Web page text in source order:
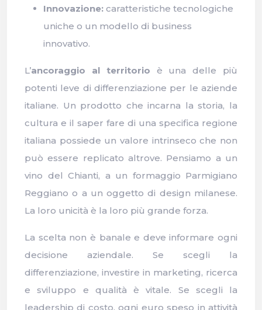
Innovazione: caratteristiche tecnologiche
uniche o un modello di business
innovativo.
L’ancoraggio al territorio è una delle più
potenti leve di differenziazione per le aziende
italiane. Un prodotto che incarna la storia, la
cultura e il saper fare di una specifica regione
italiana possiede un valore intrinseco che non
può essere replicato altrove. Pensiamo a un
vino del Chianti, a un formaggio Parmigiano
Reggiano o a un oggetto di design milanese.
La loro unicità è la loro più grande forza.
La scelta non è banale e deve informare ogni
decisione aziendale. Se scegli la
differenziazione, investire in marketing, ricerca
e sviluppo e qualità è vitale. Se scegli la
leadership di costo, ogni euro speso in attività